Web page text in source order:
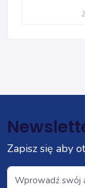
Zapisz się aby